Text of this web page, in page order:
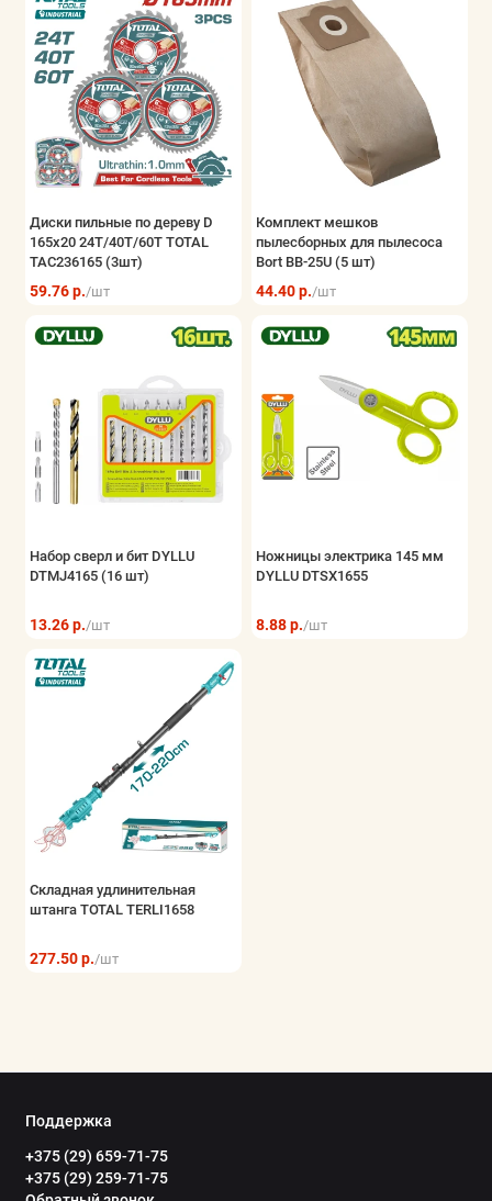
Диски пильные по дереву D
165х20 24T/40T/60T TOTAL
TAC236165 (3шт)
59.76 р./шт
Комплект мешков
пылесборных для пылесоса
Bort BB-25U (5 шт)
44.40 р./шт
Набор сверл и бит DYLLU
DTMJ4165 (16 шт)
13.26 р./шт
Ножницы электрика 145 мм
DYLLU DTSX1655
8.88 р./шт
Складная удлинительная
штанга TOTAL TERLI1658
277.50 р./шт
Поддержка
+375 (29) 659-71-75
+375 (29) 259-71-75